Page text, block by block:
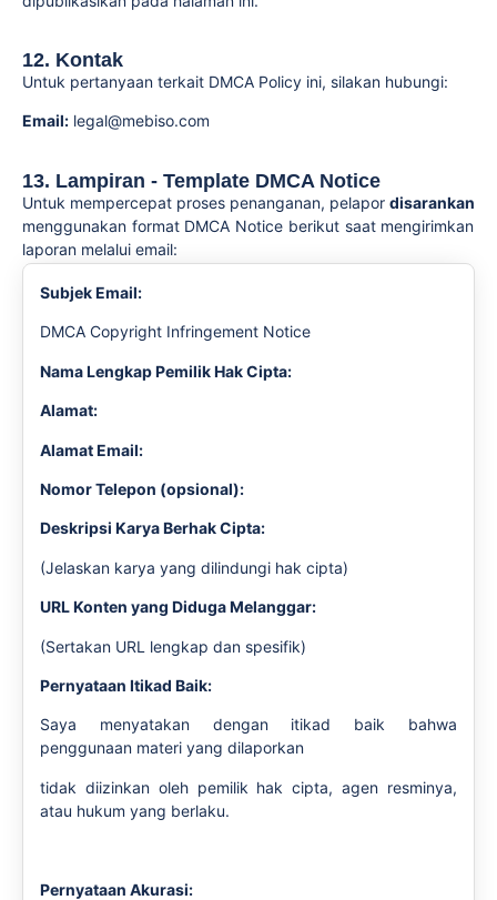
12. Kontak
Untuk pertanyaan terkait DMCA Policy ini, silakan hubungi:
Email: legal@mebiso.com
13. Lampiran - Template DMCA Notice
Untuk mempercepat proses penanganan, pelapor disarankan
menggunakan format DMCA Notice berikut saat mengirimkan
laporan melalui email:
Subjek Email:
DMCA Copyright Infringement Notice
Nama Lengkap Pemilik Hak Cipta:
Alamat:
Alamat Email:
Nomor Telepon (opsional):
Deskripsi Karya Berhak Cipta:
(Jelaskan karya yang dilindungi hak cipta)
URL Konten yang Diduga Melanggar:
(Sertakan URL lengkap dan spesifik)
Pernyataan Itikad Baik:
Saya menyatakan dengan itikad baik bahwa
penggunaan materi yang dilaporkan
tidak diizinkan oleh pemilik hak cipta, agen resminya,
atau hukum yang berlaku.
Pernyataan Akurasi: